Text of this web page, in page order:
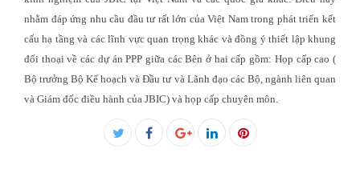
nhằm đáp ứng nhu cầu đầu tư rất lớn của Việt Nam trong phát triển kết
cấu hạ tầng và các lĩnh vực quan trọng khác và đồng ý thiết lập khung
đối thoại về các dự án PPP giữa các Bên ở hai cấp gồm: Họp cấp cao (
Bộ trưởng Bộ Kế hoạch và Đầu tư và Lãnh đạo các Bộ, ngành liên quan
và Giám đốc điều hành của JBIC) và họp cấp chuyên môn.
Facebook